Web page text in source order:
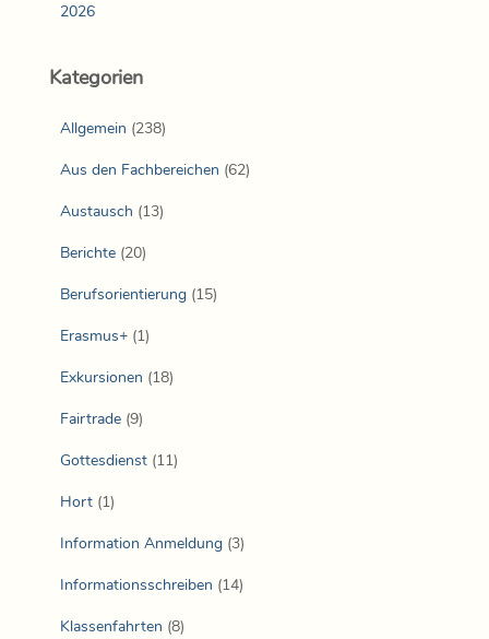
2026
Kategorien
Allgemein (238)
Aus den Fachbereichen (62)
Austausch (13)
Berichte (20)
Berufsorientierung (15)
Erasmus+ (1)
Exkursionen (18)
Fairtrade (9)
Gottesdienst (11)
Hort (1)
Information Anmeldung (3)
Informationsschreiben (14)
Klassenfahrten (8)